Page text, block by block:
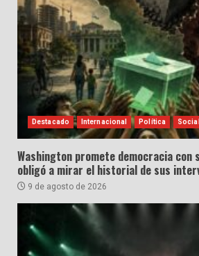
Destacado Internacional Política Social
Washington promete democracia con
obligó a mirar el historial de sus
9 de agosto de 2026